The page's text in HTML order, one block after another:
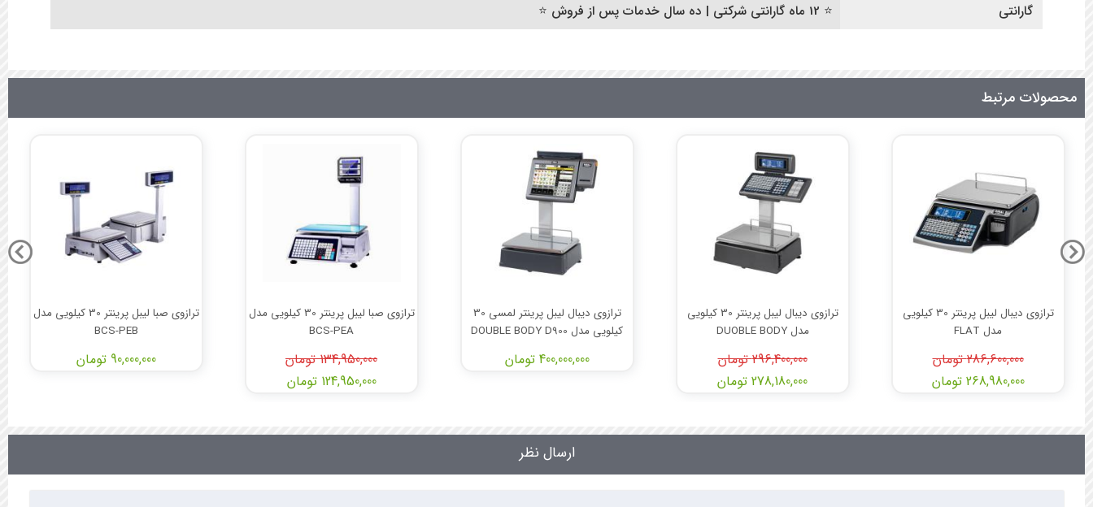
گارانتی
⭐ 12 ماه گارانتی شرکتی | ده سال خدمات پس از فروش ⭐
محصولات مرتبط
ترازوی صبا لیبل پرینتر 30 کیلویی مدل
BCS-PEB
90,000,000 تومان
ترازوی صبا لیبل پرینتر 30 کیلویی مدل
BCS-PEA
134,950,000 تومان
124,950,000 تومان
ترازوی دیبال لیبل پرینتر لمسی 30
کیلویی مدل DOUBLE BODY D900
400,000,000 تومان
ترازوی دیبال لیبل پرینتر 30 کیلویی
مدل DUOBLE BODY
296,400,000 تومان
278,180,000 تومان
ترازوی دیبال لیبل پرینتر 30 کیلویی
مدل FLAT
286,600,000 تومان
268,980,000 تومان
ارسال نظر